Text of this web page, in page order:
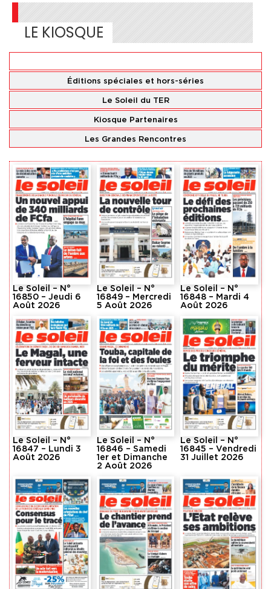
LE KIOSQUE
Éditions spéciales et hors-séries
Le Soleil du TER
Kiosque Partenaires
Les Grandes Rencontres
Le Soleil – N°
16850 – Jeudi 6
Août 2026
Le Soleil – N°
16849 – Mercredi
5 Août 2026
Le Soleil – N°
16848 – Mardi 4
Août 2026
Le Soleil – N°
16847 – Lundi 3
Août 2026
Le Soleil – N°
16846 – Samedi
1er et Dimanche
2 Août 2026
Le Soleil – N°
16845 – Vendredi
31 Juillet 2026